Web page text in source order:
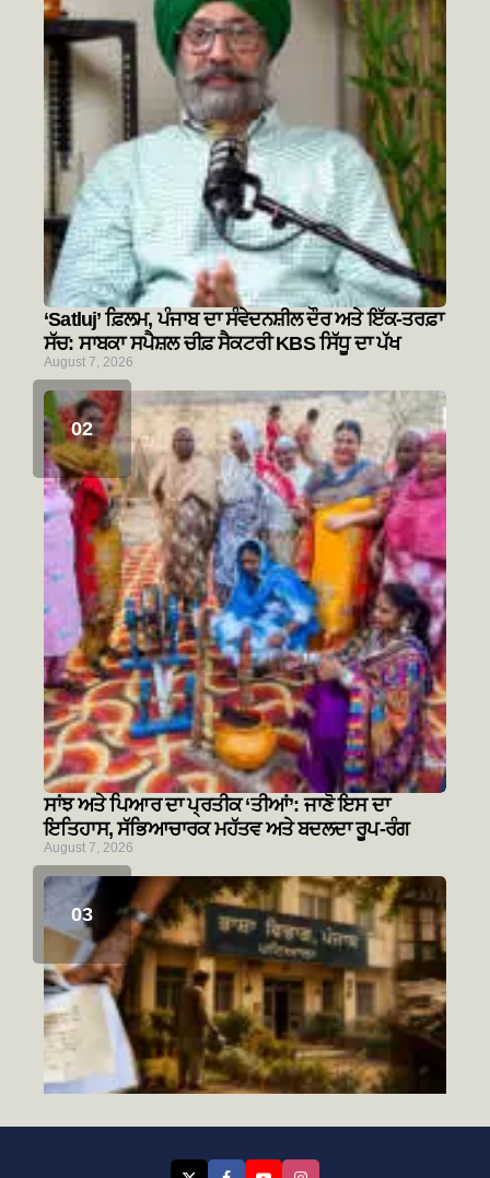
‘Satluj’ ਫ਼ਿਲਮ, ਪੰਜਾਬ ਦਾ ਸੰਵੇਦਨਸ਼ੀਲ ਦੌਰ ਅਤੇ ਇੱਕ-ਤਰਫ਼ਾ
ਸੱਚ: ਸਾਬਕਾ ਸਪੈਸ਼ਲ ਚੀਫ਼ ਸੈਕਟਰੀ KBS ਸਿੱਧੂ ਦਾ ਪੱਖ
August 7, 2026
ਸਾਂਝ ਅਤੇ ਪਿਆਰ ਦਾ ਪ੍ਰਤੀਕ ‘ਤੀਆਂ’: ਜਾਣੋ ਇਸ ਦਾ
ਇਤਿਹਾਸ, ਸੱਭਿਆਚਾਰਕ ਮਹੱਤਵ ਅਤੇ ਬਦਲਦਾ ਰੂਪ-ਰੰਗ
August 7, 2026